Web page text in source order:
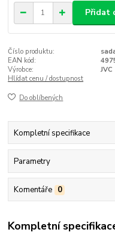
Přidat
Číslo produktu:
EAN kód:
Výrobce:
JVC
Hlídat cenu / dostupnost
Do oblíbených
Kompletní specifikace
Parametry
Komentáře 0
Kompletní